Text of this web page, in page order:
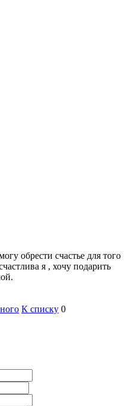
обрести счастье для того
я , хочу подарить
К списку 0